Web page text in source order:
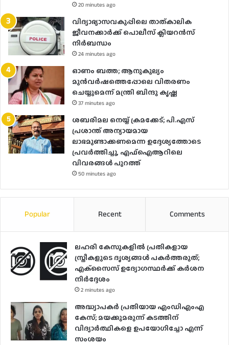
20 minutes ago
വിദ്യാഭ്യാസവകുപ്പിലെ താത്കാലിക
ജീവനക്കാർക്ക് പൊലീസ് ക്ലിയറൻസ്
നിർബന്ധം
24 minutes ago
ഓണം ബത്ത; ആനുകൂല്യം
മുൻവർഷത്തെപ്പോലെ വിതരണം
ചെയ്യുമെന്ന് മന്ത്രി ബിന്ദു കൃഷ്ണ
37 minutes ago
ശബരിമല നെയ്യ് ക്രമക്കേട്; പി.എസ്
പ്രശാന്ത് അന്യായമായ
ലാഭമുണ്ടാക്കണമെന്ന ഉദ്ദേശ്യത്തോടെ
പ്രവർത്തിച്ചു, എഫ്ഐആറിലെ
വിവരങ്ങൾ പുറത്ത്
50 minutes ago
Popular Recent Comments
ലഹരി കേസുകളിൽ പ്രതികളായ
സ്ത്രീകളുടെ ദൃശ്യങ്ങൾ പകർത്തരുത്;
എക്‌സൈസ് ഉദ്യോഗസ്ഥർക്ക് കർശന
നിർദ്ദേശം
2 minutes ago
അദ്ധ്യാപകർ പ്രതിയായ എംഡിഎംഎ
കേസ്; മയക്കുമരുന്ന് കടത്തിന്
വിദ്യാർത്ഥികളെ ഉപയോ​ഗിച്ചോ എന്ന്
സംശയം